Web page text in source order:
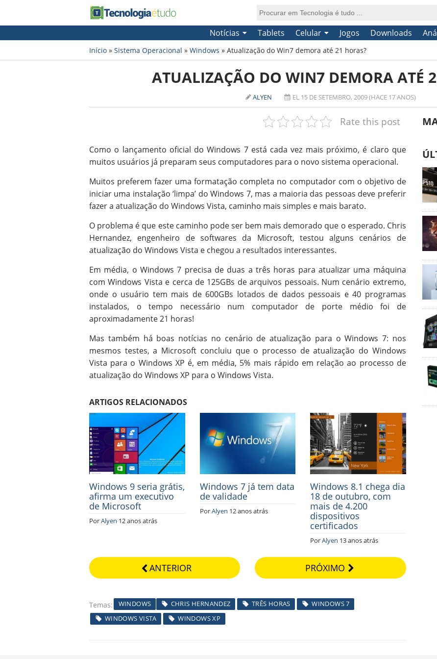
Notícias Tablets Celular Jogos Downloads
Início » Sistema Operacional » Windows » Atualização do Win7 demora até 21 horas?
ATUALIZAÇÃO DO WIN7 DEMORA ATÉ
ALYEN EL 15 DE SETEMBRO, 2009 (HACE 17 ANOS)
Rate this post
Como o lançamento oficial do Windows 7 está cada vez mais próximo, é claro que
muitos usuários já preparam seus computadores para o novo sistema operacional.
Muitos preferem fazer uma formatação completa no computador com o objetivo de
iniciar uma instalação ‘limpa’ do Windows 7, mas a maioria das pessoas deve preferir
fazer a atualização do Windows Vista, caminho mais simples e mais barato.
O problema é que este caminho pode ser bem mais demorado que o esperado. Chris
Hernandez, engenheiro de softwares da Microsoft, testou alguns cenários de
atualização do Windows Vista e chegou a resultados interessantes.
Em média, o Windows 7 precisa de duas a três horas para atualizar uma máquina
com Windows Vista e cerca de 125GBs de arquivos pessoais. Num cenário extremo,
onde o usuário tem mais de 600GBs lotados de dados pessoais e 40 programas
instalados, o tempo necessário num computador de porte médio foi de
aproximadamente 21 horas!
Mas também há boas notícias no cenário de atualização para o Windows 7: nos
mesmos testes, a Microsoft concluiu que o processo de atualização do Windows
Vista para o Windows XP é, em média, 5% mais rápido em relação ao processo de
atualização do Windows XP para o Windows Vista.
ARTIGOS RELACIONADOS
Windows 9 seria grátis,
afirma um executivo
de Microsoft
PorAlyen 12 anos atrás
Windows 7 já tem data
de validade
PorAlyen 12 anos atrás
Windows 8.1 chega dia
18 de outubro, com
mais de 4.200
dispositivos
certificados
PorAlyen 13 anos atrás
ANTERIOR PRÓXIMO
Temas WINDOWS CHRIS HERNANDEZ TRÊS HORAS
WINDOWS 7
WINDOWS VISTA
WINDOWS XP